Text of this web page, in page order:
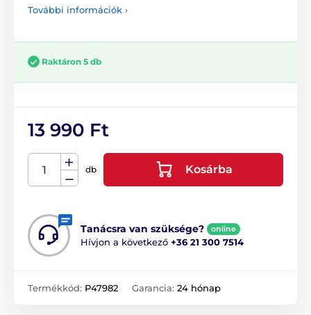
További információk ›
Raktáron 5 db
13 990 Ft
db Kosárba
Tanácsra van szüksége? online
Hívjon a következő +36 21 300 7514
Termékkód: P47982 Garancia: 24 hónap